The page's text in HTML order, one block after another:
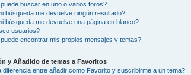
buscar en uno o varios foros?
búsqueda me devuelve ningún resultado?
búsqueda me devuelve una página en blanco?
usuarios?
encontrar mis propios mensajes y temas?
y Añadido de temas a Favoritos
diferencia entre añadir como Favorito y suscribirme a un tema?